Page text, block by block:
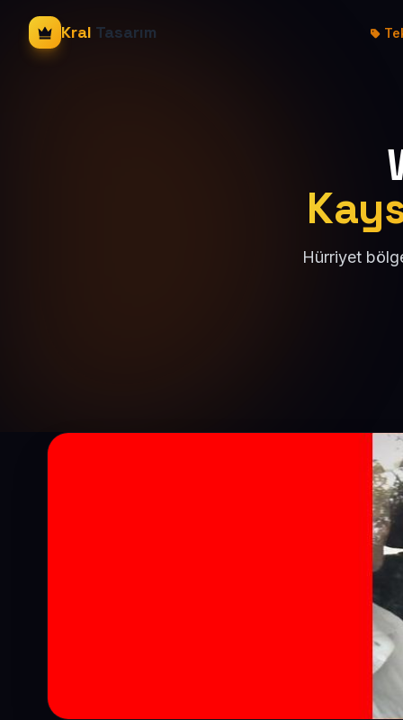
Kral Tasarım
Hürriyet